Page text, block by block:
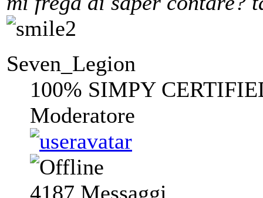
Seven_Legion
100% SIMPY
Moderatore
4187 Messaggi